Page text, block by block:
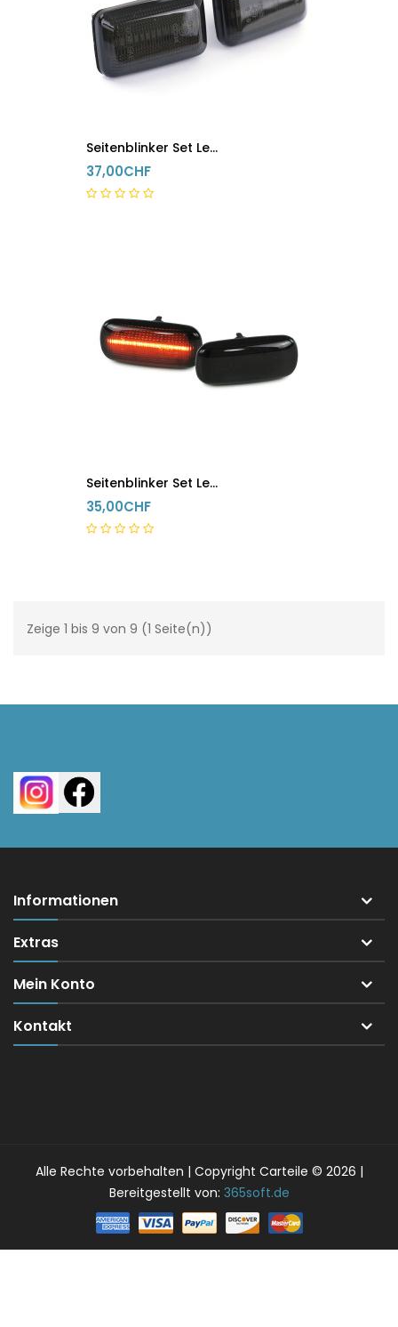
Seitenblinker Set Led Audi 80 B4 90 100 200 V8 A6 C4 Schwarz
37,00CHF
Seitenblinker Set Led Audi A4 B6 B7 TT 8J A3 8P A6 C5 A8 D3 Schwarz
35,00CHF
Zeige 1 bis 9 von 9 (1 Seite(n))
Informationen
Extras
Mein Konto
Kontakt
Alle Rechte vorbehalten | Copyright Carteile © 2026 |
Bereitgestellt von: 365soft.de